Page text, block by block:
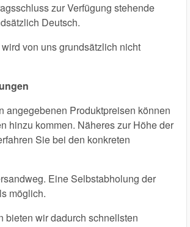
zur Verfügung stehende
Deutsch.
von uns grundsätzlich nicht
angegebenen Produktpreisen können
hinzu kommen. Näheres zur Höhe der
Sie bei den konkreten
Eine Selbstabholung der
möglich.
bieten wir dadurch schnellsten